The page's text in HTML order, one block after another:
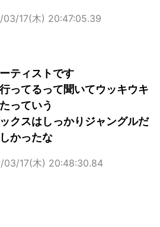
17(木) 20:47:05.39
ティストです
ってるって聞いてウッキウキ
っていう
クスはしっかりジャングルだ
かったな
03/17(木) 20:48:30.84